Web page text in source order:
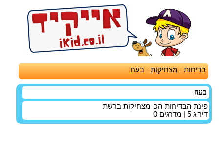
בדיחות -מצחיקות -בעח
בעח
פינת הבדיחות הכי מצחיקות ברשת
דירוג 5 | מדרגים 0